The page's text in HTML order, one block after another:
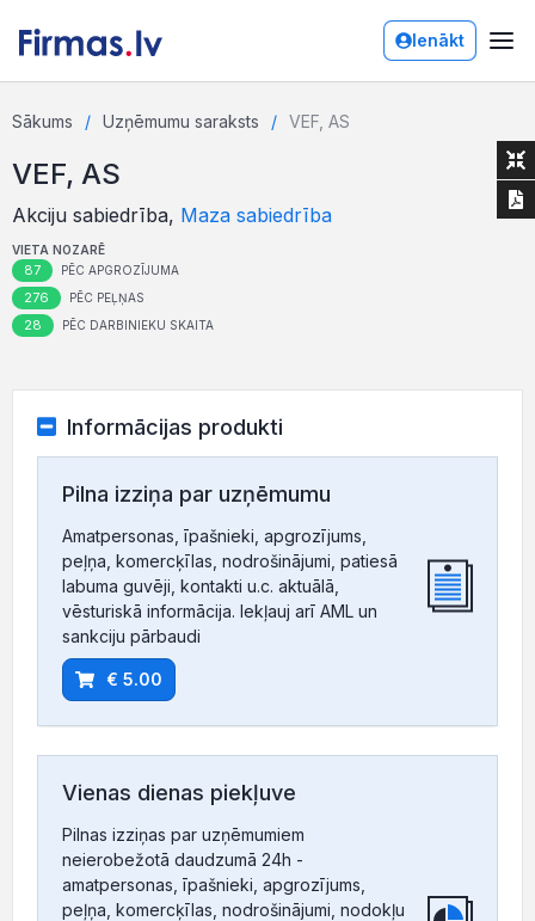
Ienākt
Sākums Uzņēmumu saraksts VEF, AS
VEF, AS
Akciju sabiedrība, Maza sabiedrība
VIETA NOZARĒ
87 PĒC APGROZĪJUMA
276 PĒC PEĻŅAS
28 PĒC DARBINIEKU SKAITA
Informācijas produkti
Pilna izziņa par uzņēmumu
Amatpersonas, īpašnieki, apgrozījums,
peļņa, komercķīlas, nodrošinājumi, patiesā
labuma guvēji, kontakti u.c. aktuālā,
vēsturiskā informācija. Iekļauj arī AML un
sankciju pārbaudi
€ 5.00
Vienas dienas piekļuve
Pilnas izziņas par uzņēmumiem
neierobežotā daudzumā 24h -
amatpersonas, īpašnieki, apgrozījums,
peļņa, komercķīlas, nodrošinājumi, nodokļu